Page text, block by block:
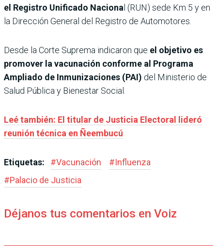
el Registro Unificado Naciona l (RUN) sede Km 5 y en
la Dirección General del Registro de Automotores.
Desde la Corte Suprema indicaron que el objetivo es
promover la vacunación conforme al Programa
Ampliado de Inmunizaciones (PAI) del Ministerio de
Salud Pública y Bienestar Social.
Leé también: El titular de Justicia Electoral lideró
reunión técnica en Ñeembucú
Etiquetas: #Vacunación #Influenza
#Palacio de Justicia
Déjanos tus comentarios en Voiz